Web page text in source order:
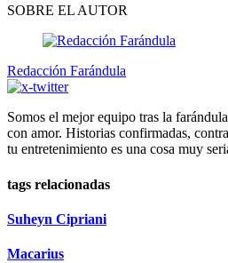
SOBRE EL AUTOR
Redacción Farándula
Somos el mejor equipo tras la
con amor. Historias confirmadas,
tu entretenimiento es una cosa muy
tags relacionadas
Suheyn Cipriani
Macarius